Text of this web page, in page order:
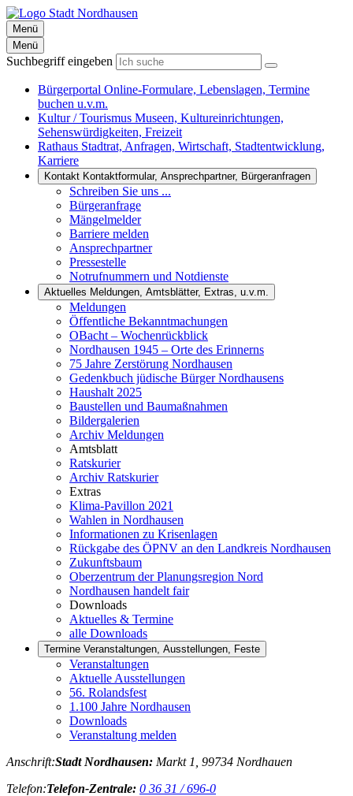
Menü
Menü
Suchbegriff eingeben
Bürgerportal Online-Formulare, Lebenslagen, Termine
buchen u.v.m.
Kultur / Tourismus Museen, Kultureinrichtungen,
Sehenswürdigkeiten, Freizeit
Rathaus Stadtrat, Anfragen, Wirtschaft, Stadtentwicklung,
Karriere
Kontakt Kontaktformular, Ansprechpartner, Bürgeranfragen
Schreiben Sie uns ...
Bürgeranfrage
Mängelmelder
Barriere melden
Ansprechpartner
Pressestelle
Notrufnummern und Notdienste
Aktuelles Meldungen, Amtsblätter, Extras, u.v.m.
Meldungen
Öffentliche Bekanntmachungen
OBacht – Wochenrückblick
Nordhausen 1945 – Orte des Erinnerns
75 Jahre Zerstörung Nordhausen
Gedenkbuch jüdische Bürger Nordhausens
Haushalt 2025
Baustellen und Baumaßnahmen
Bildergalerien
Archiv Meldungen
Amtsblatt
Ratskurier
Archiv Ratskurier
Extras
Klima-Pavillon 2021
Wahlen in Nordhausen
Informationen zu Krisenlagen
Rückgabe des ÖPNV an den Landkreis Nordhausen
Zukunftsbaum
Oberzentrum der Planungsregion Nord
Nordhausen handelt fair
Downloads
Aktuelles & Termine
alle Downloads
Termine Veranstaltungen, Ausstellungen, Feste
Veranstaltungen
Aktuelle Ausstellungen
56. Rolandsfest
1.100 Jahre Nordhausen
Downloads
Veranstaltung melden
Anschrift:Stadt Nordhausen: Markt 1, 99734 Nordhauen
Telefon:Telefon-Zentrale: 0 36 31 / 696-0